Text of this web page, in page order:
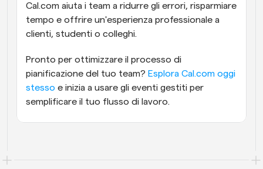
Cal.com aiuta i team a ridurre gli errori, risparmiare
tempo e offrire un'esperienza professionale a
clienti, studenti o colleghi.
Pronto per ottimizzare il processo di
pianificazione del tuo team? Esplora Cal.com oggi
stesso e inizia a usare gli eventi gestiti per
semplificare il tuo flusso di lavoro.